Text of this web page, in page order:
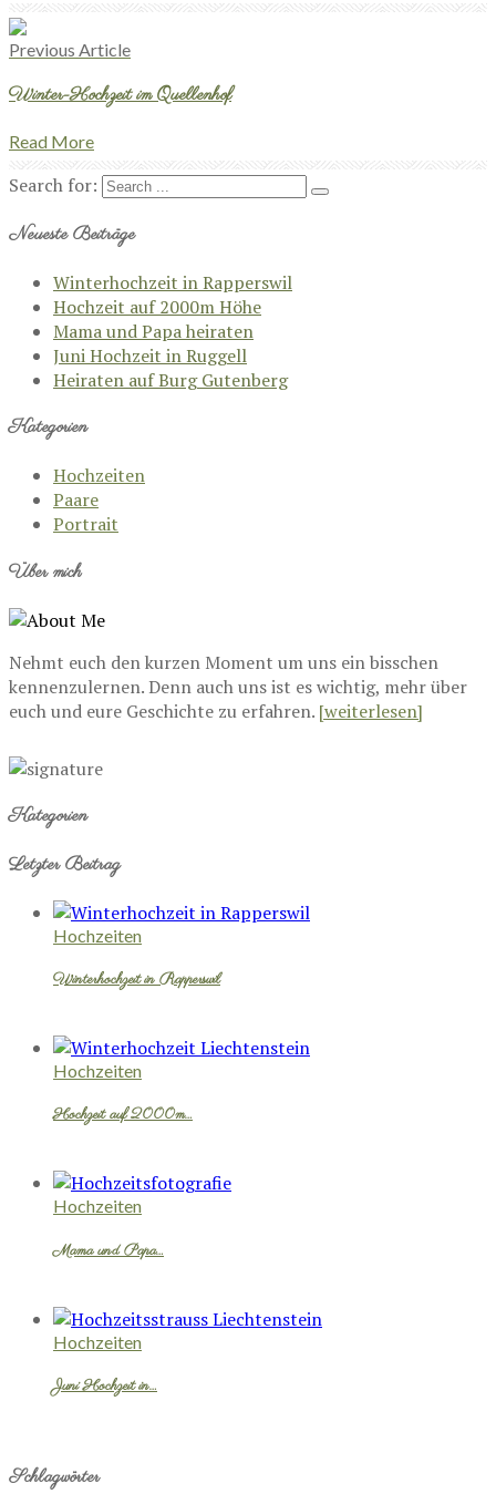
Previous Article
Winter-Hochzeit im Quellenhof
Read More
Search for:
Neueste Beiträge
Winterhochzeit in Rapperswil
Hochzeit auf 2000m Höhe
Mama und Papa heiraten
Juni Hochzeit in Ruggell
Heiraten auf Burg Gutenberg
Kategorien
Hochzeiten
Paare
Portrait
Über mich
Nehmt euch den kurzen Moment um uns ein bisschen
kennenzulernen. Denn auch uns ist es wichtig, mehr über
euch und eure Geschichte zu erfahren. [weiterlesen]
Kategorien
Letzter Beitrag
Hochzeiten
Winterhochzeit in Rapperswil
Hochzeiten
Hochzeit auf 2000m…
Hochzeiten
Mama und Papa…
Hochzeiten
Juni Hochzeit in…
Schlagwörter